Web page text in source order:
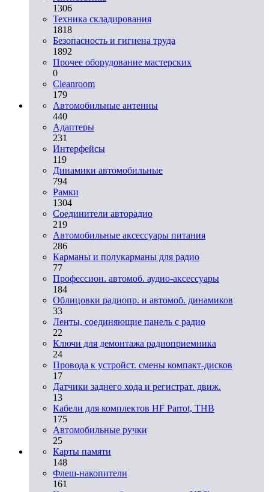
1306
Техника складирования
1818
Безопасность и гигиена труда
1892
Прочее оборудование мастерских
0
Cleanroom
179
Автомобильные антенны
440
Адаптеры
231
Интерфейсы
119
Динамики автомобильные
794
Рамки
1304
Соединители авторадио
219
Автомобильные аксессуары питания
286
Карманы и полукарманы для радио
77
Профессион. автомоб. аудио-аксессуары
184
Облицовки радиопр. и автомоб. динамиков
33
Ленты, соединяющие панель с радио
22
Ключи для демонтажа радиоприемника
24
Провода к устройст. смены компакт-дисков
17
Датчики заднего хода и регистрат. движ.
13
Кабели для комплектов HF Parrot, THB
175
Автомобильные ручки
25
Карты памяти
148
Флеш-накопители
161